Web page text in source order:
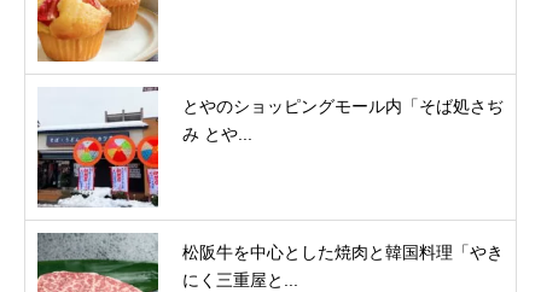
とやのショッピングモール内「そば処さぢ
み とや...
松阪牛を中心とした焼肉と韓国料理「やき
にく三重屋と...